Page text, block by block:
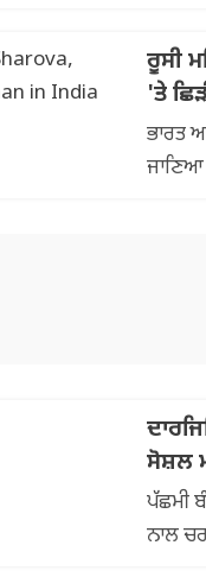
ਰੂਸੀ
'ਤੇ
ਭਾਰਤ
ਸੋਸ਼ਲ
ਪੱਛਮੀ
ਨਾਲ